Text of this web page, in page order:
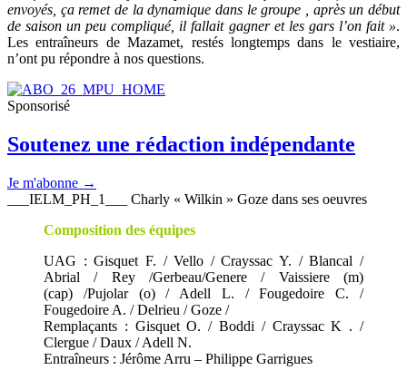
envoyés, ça remet de la dynamique dans le groupe , après un début
de saison un peu compliqué, il fallait gagner et les gars l’on fait ».
Les entraîneurs de Mazamet, restés longtemps dans le vestiaire,
n’ont pu répondre à nos questions.
Sponsorisé
Soutenez une rédaction indépendante
Je m'abonne →
___IELM_PH_1___ Charly « Wilkin » Goze dans ses oeuvres
Composition des équipes
UAG : Gisquet F. / Vello / Crayssac Y. / Blancal /
Abrial / Rey /Gerbeau/Genere / Vaissiere (m)
(cap) /Pujolar (o) / Adell L. / Fougedoire C. /
Fougedoire A. / Delrieu / Goze /
Remplaçants : Gisquet O. / Boddi / Crayssac K . /
Clergue / Daux / Adell N.
Entraîneurs : Jérôme Arru – Philippe Garrigues